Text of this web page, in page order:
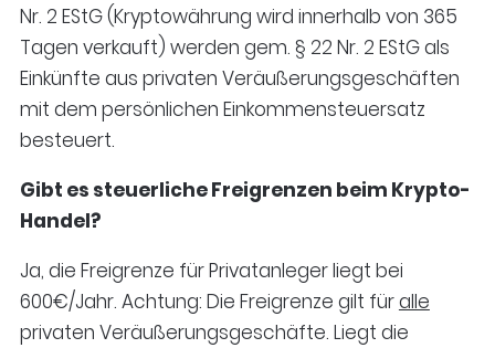
Nr. 2 EStG (Kryptowährung wird innerhalb von 365
Tagen verkauft) werden gem. § 22 Nr. 2 EStG als
Einkünfte aus privaten Veräußerungsgeschäften
mit dem persönlichen Einkommensteuersatz
besteuert.
Gibt es steuerliche Freigrenzen beim Krypto-
Handel?
Ja, die Freigrenze für Privatanleger liegt bei
600€/Jahr. Achtung: Die Freigrenze gilt füralle
privaten Veräußerungsgeschäfte. Liegt die